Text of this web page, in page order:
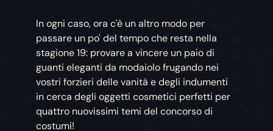
In ogni caso, ora c'è un altro modo per
passare un po' del tempo che resta nella
stagione 19: provare a vincere un paio di
guanti eleganti da modaiolo frugando nei
vostri forzieri delle vanità e degli indumenti
in cerca degli oggetti cosmetici perfetti per
quattro nuovissimi temi del concorso di
costumi!